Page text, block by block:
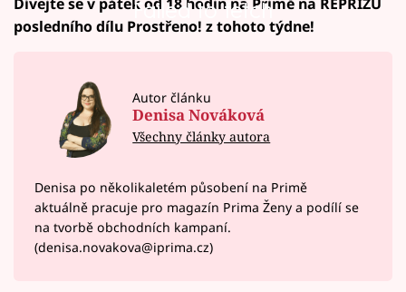
Failed to fetch
posledního dílu Prostřeno! z tohoto týdne!
Autor článku
Denisa Nováková
Všechny články autora
Denisa po několikaletém působení na Primě
aktuálně pracuje pro magazín Prima Ženy a podílí se
na tvorbě obchodních kampaní.
(denisa.novakova@iprima.cz)